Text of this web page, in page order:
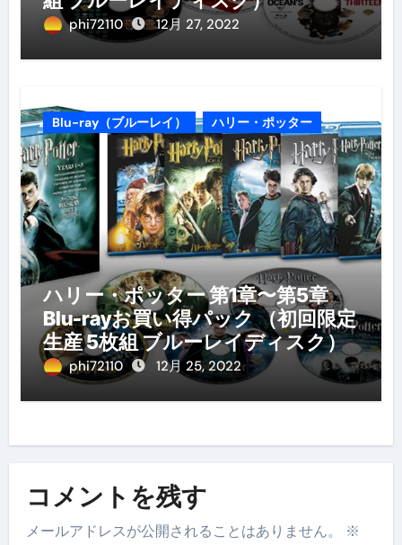
phi72110 12月 27, 2022
Blu-ray（ブルーレイ） ハリー・ポッター
ハリー・ポッター 第1章〜第5章
Blu-rayお買い得パック （初回限定
生産 5枚組 ブルーレイディスク）
phi72110 12月 25, 2022
コメントを残す
メールアドレスが公開されることはありません。
※